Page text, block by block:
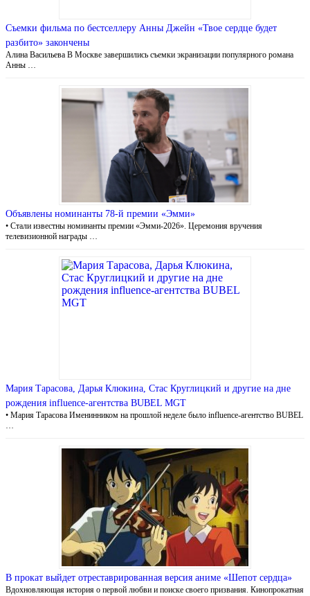
Съемки фильма по бестселлеру Анны Джейн «Твое сердце будет
разбито» закончены
Алина Васильева В Москве завершились съемки экранизации популярного романа
Анны …
Объявлены номинанты 78-й премии «Эмми»
• Стали известны номинанты премии «Эмми-2026». Церемония вручения
телевизионной награды …
Мария Тарасова, Дарья Клюкина, Стас Круглицкий и другие на дне
рождения influence-агентства BUBEL MGT
• Мария Тарасова Именинником на прошлой неделе было influence-агентство BUBEL
В прокат выйдет отреставрированная версия аниме «Шепот сердца»
Вдохновляющая история о первой любви и поиске своего призвания. Кинопрокатная